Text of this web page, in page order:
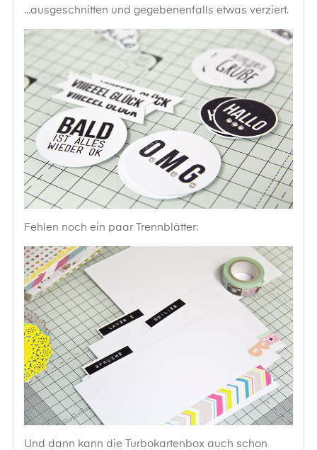
...ausgeschnitten und gegebenenfalls etwas verziert.
Fehlen noch ein paar Trennblätter:
Und dann kann die Turbokartenbox auch schon